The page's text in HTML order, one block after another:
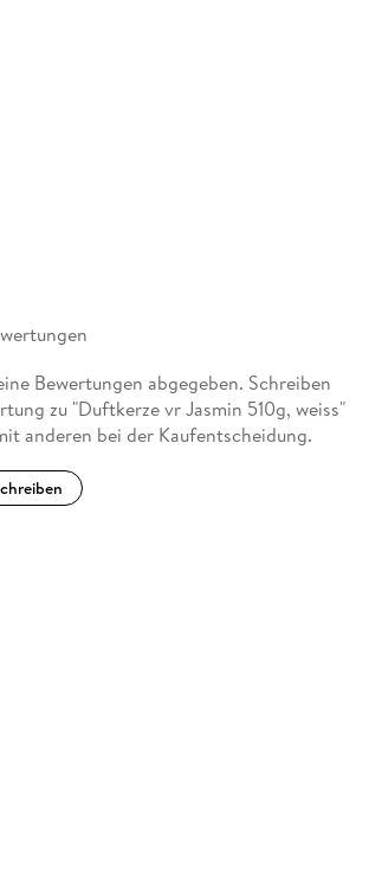
Bewertungen abgegeben. Schreiben
zu "Duftkerze vr Jasmin 510g, weiss"
anderen bei der Kaufentscheidung.